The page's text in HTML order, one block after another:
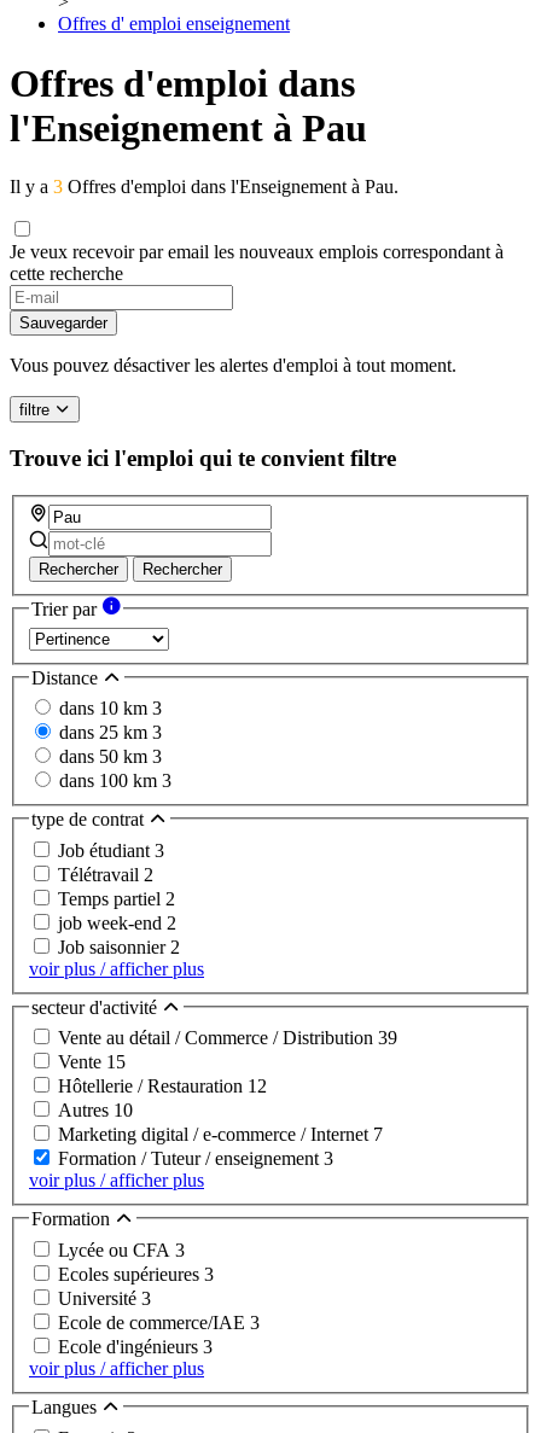
Offres d' emploi enseignement
Offres d'emploi dans
l'Enseignement à Pau
Il y a 3 Offres d'emploi dans l'Enseignement à Pau.
Je veux recevoir par email les nouveaux emplois correspondant à
cette recherche
If
you
are
a
human,
ignore
this
field
Sauvegarder
Vous pouvez désactiver les alertes d'emploi à tout moment.
filtre
Trouve ici l'emploi qui te convient filtre
Rechercher Rechercher
Trier par
Distance
dans 10 km 3
dans 25 km 3
dans 50 km 3
dans 100 km 3
type de contrat
Job étudiant 3
Télétravail 2
Temps partiel 2
job week-end 2
Job saisonnier 2
voir plus / afficher plus
secteur d'activité
Vente au détail / Commerce / Distribution 39
Vente 15
Hôtellerie / Restauration 12
Autres 10
Marketing digital / e-commerce / Internet 7
Formation / Tuteur / enseignement3
voir plus / afficher plus
Formation
Lycée ou CFA 3
Ecoles supérieures 3
Université 3
Ecole de commerce/IAE 3
Ecole d'ingénieurs 3
voir plus / afficher plus
Langues